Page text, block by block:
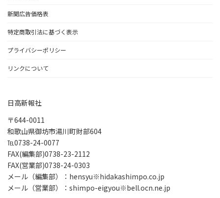
新聞広告価格表
特定商取引法に基づく表示
プライバシーポリシー
リンクについて
日高新報社
〒644-0011
和歌山県御坊市湯川町財部604
℡0738-24-0077
FAX(編集部)0738-23-2112
FAX(営業部)0738-24-0303
メール（編集部）：hensyu※hidakashimpo.co.jp
メール（営業部）：shimpo-eigyou※bell.ocn.ne.jp